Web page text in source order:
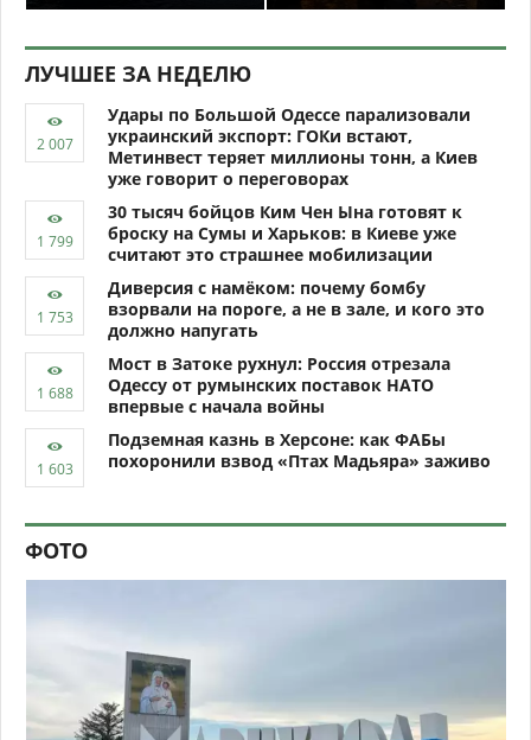
ЛУЧШЕЕ ЗА НЕДЕЛЮ
Удары по Большой Одессе парализовали
украинский экспорт: ГОКи встают,
Метинвест теряет миллионы тонн, а Киев
уже говорит о переговорах
30 тысяч бойцов Ким Чен Ына готовят к
броску на Сумы и Харьков: в Киеве уже
считают это страшнее мобилизации
Диверсия с намёком: почему бомбу
взорвали на пороге, а не в зале, и кого это
должно напугать
Мост в Затоке рухнул: Россия отрезала
Одессу от румынских поставок НАТО
впервые с начала войны
Подземная казнь в Херсоне: как ФАБы
похоронили взвод «Птах Мадьяра» заживо
ФОТО